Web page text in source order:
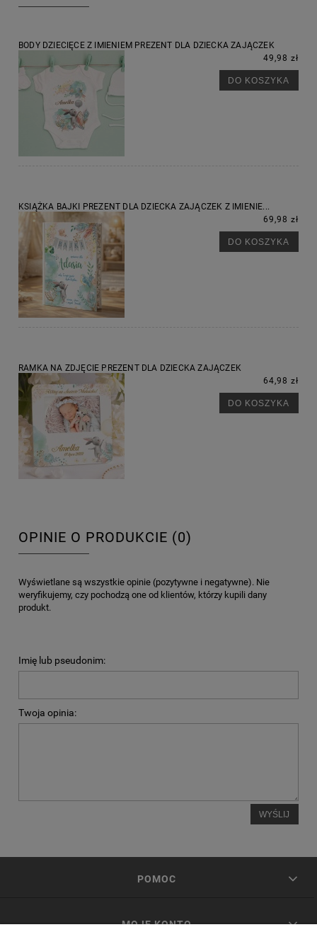
BODY DZIECIĘCE Z IMIENIEM PREZENT DLA DZIECKA ZAJĄCZEK
49,98 zł
DO KOSZYKA
KSIĄŻKA BAJKI PREZENT DLA DZIECKA ZAJĄCZEK Z IMIENIE...
69,98 zł
DO KOSZYKA
RAMKA NA ZDJĘCIE PREZENT DLA DZIECKA ZAJĄCZEK
64,98 zł
DO KOSZYKA
OPINIE O PRODUKCIE (0)
Wyświetlane są wszystkie opinie (pozytywne i negatywne). Nie
weryfikujemy, czy pochodzą one od klientów, którzy kupili dany
produkt.
Imię lub pseudonim:
Twoja opinia:
WYŚLIJ
POMOC
MOJE KONTO